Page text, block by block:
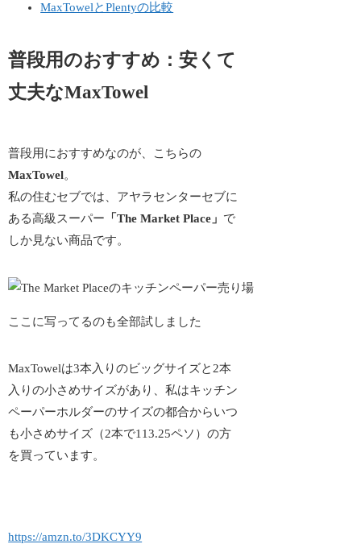
MaxTowelとPlentyの比較
普段用のおすすめ：安くて
丈夫なMaxTowel
普段用におすすめなのが、こちらの
MaxTowel。
私の住むセブでは、アヤラセンターセブに
ある高級スーパー 「The Market Place」 で
しか見ない商品です。
ここに写ってるのも全部試しました
MaxTowelは3本入りのビッグサイズと2本
入りの小さめサイズがあり、私はキッチン
ペーパーホルダーのサイズの都合からいつ
も小さめサイズ（2本で113.25ペソ）の方
を買っています。
https://amzn.to/3DKCYY9